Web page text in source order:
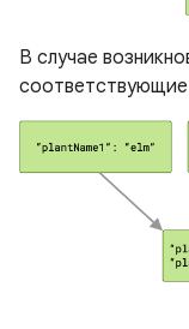
В случае
соответствующие